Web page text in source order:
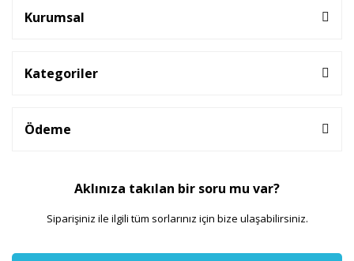
Kurumsal
Kategoriler
Ödeme
Aklınıza takılan bir soru mu var?
Siparişiniz ile ilgili tüm sorlarınız için bize ulaşabilirsiniz.